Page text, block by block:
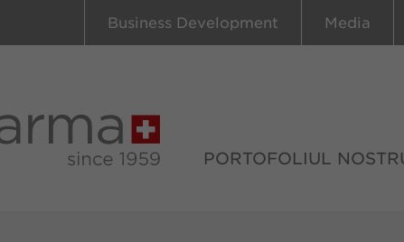
Business Development Media
PORTOFOLIUL